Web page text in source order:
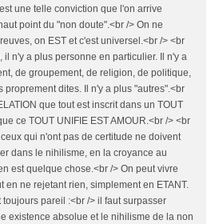
une telle conviction que l'on arrive
point du "non doute".<br /> On ne
on EST et c'est universel.<br /> <br
il n'y a plus personne en particulier. Il n'y a
de groupement, de religion, de politique,
proprement dites. Il n'y a plus "autres".<br
que tout est inscrit dans un TOUT
ce TOUT UNIFIE EST AMOUR.<br /> <br
qui n'ont pas de certitude ne doivent
dans le nihilisme, en la croyance au
est quelque chose.<br /> On peut vivre
en ne rejetant rien, simplement en ETANT.
toujours pareil :<br /> il faut surpasser
existence absolue et le nihilisme de la non